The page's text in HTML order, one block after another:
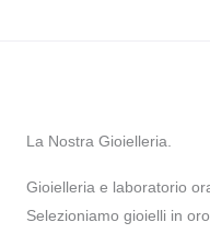
La Nostra Gioielleria.
Gioielleria e laboratorio
Selezioniamo gioielli in